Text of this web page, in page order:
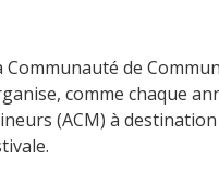
Communauté de
comme chaque
(ACM) à